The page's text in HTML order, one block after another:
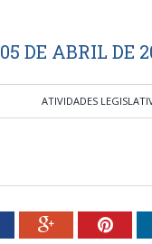
DE ABRIL DE
ATIVIDADES
Google+